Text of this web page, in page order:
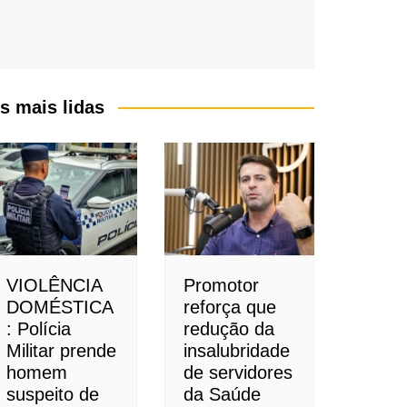
mais lidas
VIOLÊNCIA
DOMÉSTICA
: Polícia
Militar prende
homem
suspeito de
Promotor
reforça que
redução da
insalubridade
de servidores
da Saúde